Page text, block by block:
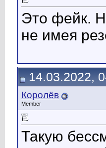
Это фейк.
не имея
14.03.2022,
Королёв
Member
Такую